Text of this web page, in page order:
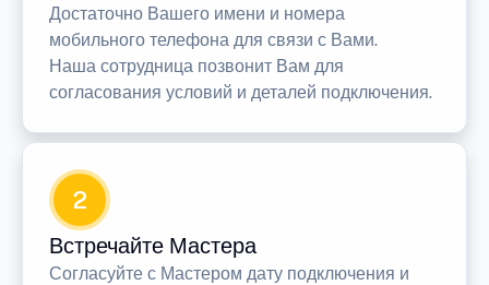
Достаточно Вашего имени и номера
мобильного телефона для связи с Вами.
Наша сотрудница позвонит Вам для
согласования условий и деталей подключения.
2
Встречайте Мастера
Согласуйте с Мастером дату подключения и